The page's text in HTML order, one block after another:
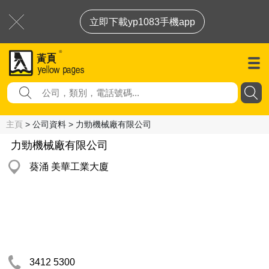
立即下載yp1083手機app
主頁 > 公司資料 > 力勁機械廠有限公司
力勁機械廠有限公司
葵涌 美華工業大廈
3412 5300